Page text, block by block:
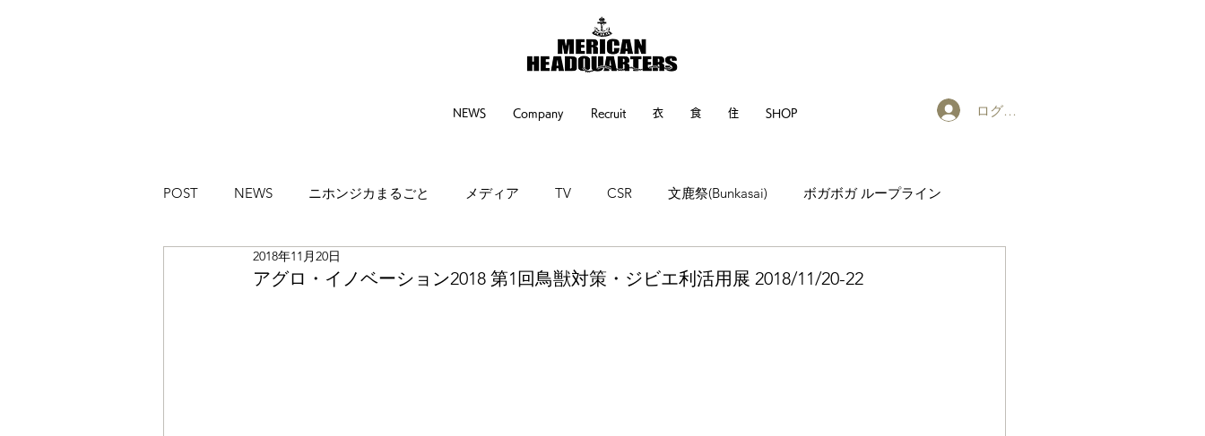
NEWS Company Recruit 衣 食 住 SHOP ログイン
POST NEWS ニホンジカまるごと メディア TV CSR 文鹿祭(Bunkasai) ボガボガ ループライン
ハイカラブルバード
アグロ・イノベーション2018 第1回鳥獣対策・ジビエ利活用展 2018/11/20-22
2018年11月20日